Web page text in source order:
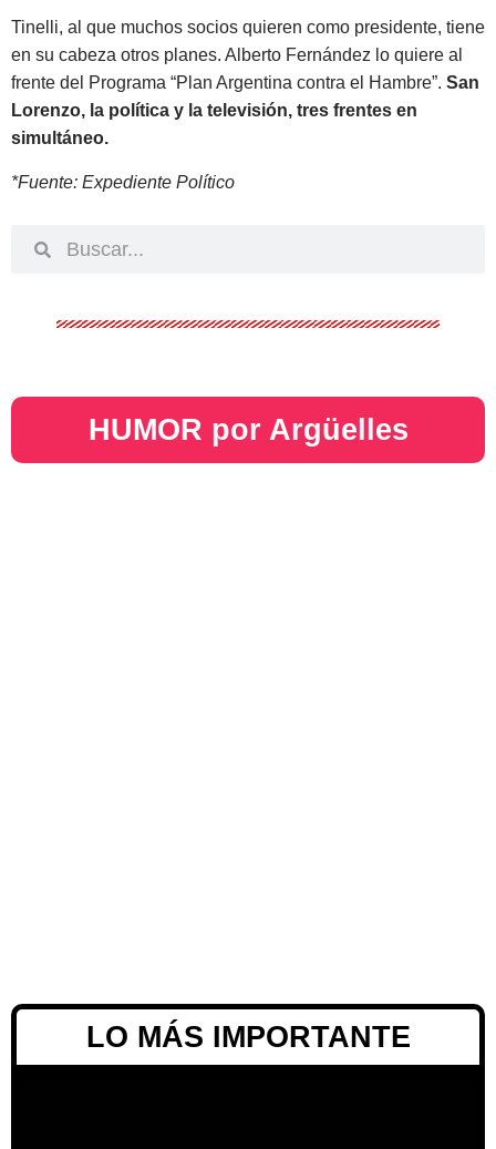
Tinelli, al que muchos socios quieren como presidente, tiene
en su cabeza otros planes. Alberto Fernández lo quiere al
frente del Programa “Plan Argentina contra el Hambre”. San
Lorenzo, la política y la televisión, tres frentes en
simultáneo.
*Fuente: Expediente Político
HUMOR por Argüelles​
LO MÁS IMPORTANTE